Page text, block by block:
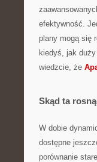
efektywność.
plany mogą się
kiedyś, jak
wiedzcie, że
Skąd ta
W dobie
dostępne
porównanie